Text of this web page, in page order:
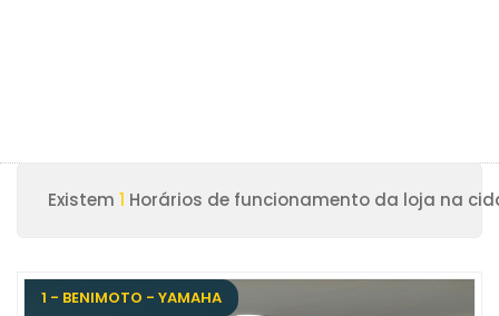
Existem 1 Horários de funcionamento da loja na
1 - BENIMOTO - YAMAHA